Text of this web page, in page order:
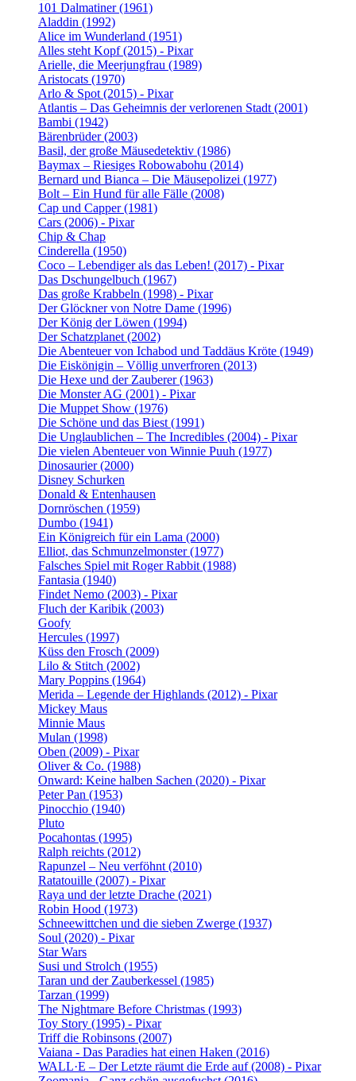
101 Dalmatiner (1961)
Aladdin (1992)
Alice im Wunderland (1951)
Alles steht Kopf (2015) - Pixar
Arielle, die Meerjungfrau (1989)
Aristocats (1970)
Arlo & Spot (2015) - Pixar
Atlantis – Das Geheimnis der verlorenen Stadt (2001)
Bambi (1942)
Bärenbrüder (2003)
Basil, der große Mäusedetektiv (1986)
Baymax – Riesiges Robowabohu (2014)
Bernard und Bianca – Die Mäusepolizei (1977)
Bolt – Ein Hund für alle Fälle (2008)
Cap und Capper (1981)
Cars (2006) - Pixar
Chip & Chap
Cinderella (1950)
Coco – Lebendiger als das Leben! (2017) - Pixar
Das Dschungelbuch (1967)
Das große Krabbeln (1998) - Pixar
Der Glöckner von Notre Dame (1996)
Der König der Löwen (1994)
Der Schatzplanet (2002)
Die Abenteuer von Ichabod und Taddäus Kröte (1949)
Die Eiskönigin – Völlig unverfroren (2013)
Die Hexe und der Zauberer (1963)
Die Monster AG (2001) - Pixar
Die Muppet Show (1976)
Die Schöne und das Biest (1991)
Die Unglaublichen – The Incredibles (2004) - Pixar
Die vielen Abenteuer von Winnie Puuh (1977)
Dinosaurier (2000)
Disney Schurken
Donald & Entenhausen
Dornröschen (1959)
Dumbo (1941)
Ein Königreich für ein Lama (2000)
Elliot, das Schmunzelmonster (1977)
Falsches Spiel mit Roger Rabbit (1988)
Fantasia (1940)
Findet Nemo (2003) - Pixar
Fluch der Karibik (2003)
Goofy
Hercules (1997)
Küss den Frosch (2009)
Lilo & Stitch (2002)
Mary Poppins (1964)
Merida – Legende der Highlands (2012) - Pixar
Mickey Maus
Minnie Maus
Mulan (1998)
Oben (2009) - Pixar
Oliver & Co. (1988)
Onward: Keine halben Sachen (2020) - Pixar
Peter Pan (1953)
Pinocchio (1940)
Pluto
Pocahontas (1995)
Ralph reichts (2012)
Rapunzel – Neu verföhnt (2010)
Ratatouille (2007) - Pixar
Raya und der letzte Drache (2021)
Robin Hood (1973)
Schneewittchen und die sieben Zwerge (1937)
Soul (2020) - Pixar
Star Wars
Susi und Strolch (1955)
Taran und der Zauberkessel (1985)
Tarzan (1999)
The Nightmare Before Christmas (1993)
Toy Story (1995) - Pixar
Triff die Robinsons (2007)
Vaiana - Das Paradies hat einen Haken (2016)
WALL·E – Der Letzte räumt die Erde auf (2008) - Pixar